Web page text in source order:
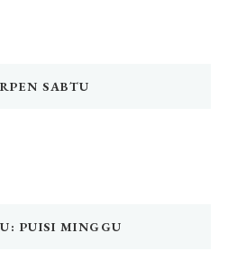
SABTU
PUISI MINGGU